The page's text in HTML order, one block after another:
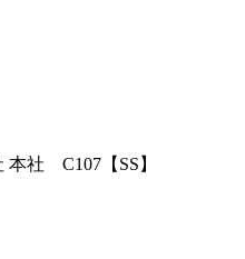
本社 C107【SS】